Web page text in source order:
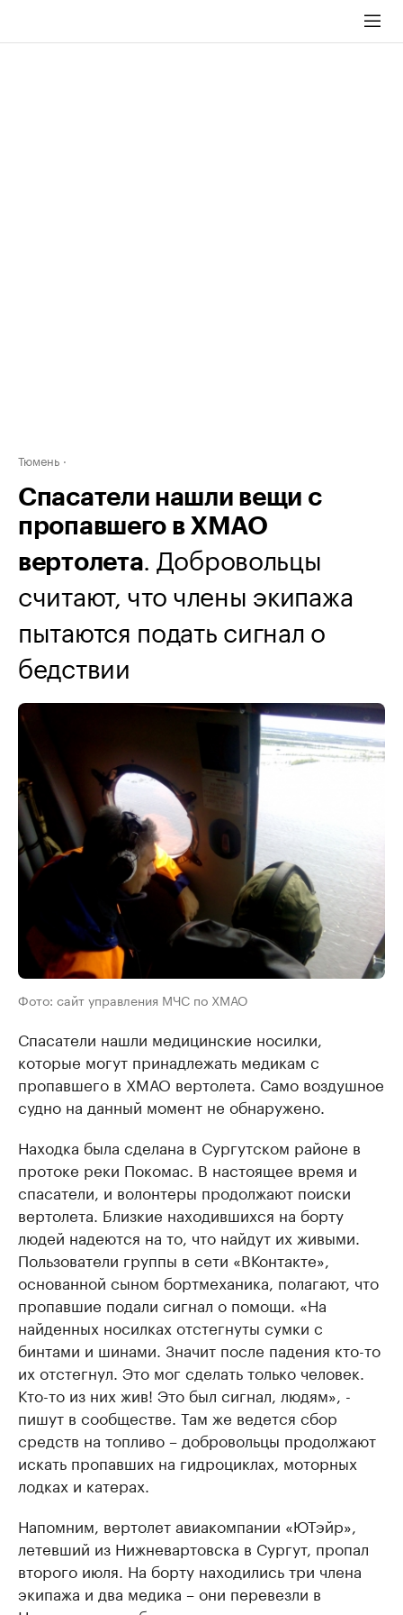
Тюмень
Спасатели нашли вещи с
пропавшего в ХМАО
вертолета. Добровольцы
считают, что члены экипажа
пытаются подать сигнал о
бедствии
Фото: сайт управления МЧС по ХМАО
Спасатели нашли медицинские носилки,
которые могут принадлежать медикам с
пропавшего в ХМАО вертолета. Само воздушное
судно на данный момент не обнаружено.
Находка была сделана в Сургутском районе в
протоке реки Покомас. В настоящее время и
спасатели, и волонтеры продолжают поиски
вертолета. Близкие находившихся на борту
людей надеются на то, что найдут их живыми.
Пользователи группы в сети «ВКонтакте»,
основанной сыном бортмеханика, полагают, что
пропавшие подали сигнал о помощи. «На
найденных носилках отстегнуты сумки с
бинтами и шинами. Значит после падения кто-то
их отстегнул. Это мог сделать только человек.
Кто-то из них жив! Это был сигнал, людям», -
пишут в сообществе. Там же ведется сбор
средств на топливо – добровольцы продолжают
искать пропавших на гидроциклах, моторных
лодках и катерах.
Напомним, вертолет авиакомпании «ЮТэйр»,
летевший из Нижневартовска в Сургут, пропал
второго июля. На борту находились три члена
экипажа и два медика – они перевезли в